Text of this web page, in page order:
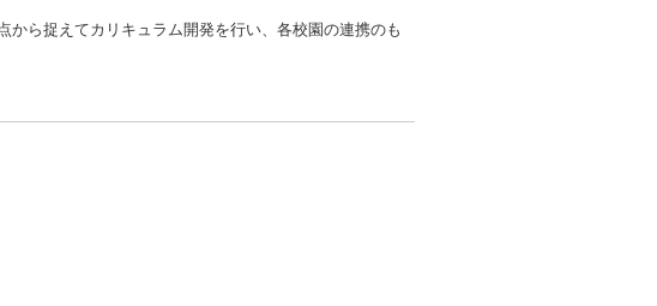
から捉えてカリキュラム開発を行い、各校園の連携のも